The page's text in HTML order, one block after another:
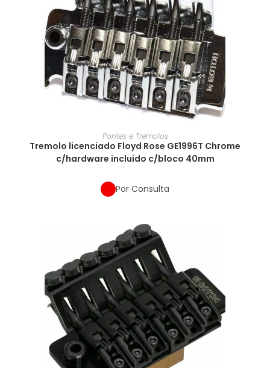
Pontes e Tremolos
Tremolo licenciado Floyd Rose GE1996T Chrome
c/hardware incluido c/bloco 40mm
Por Consulta